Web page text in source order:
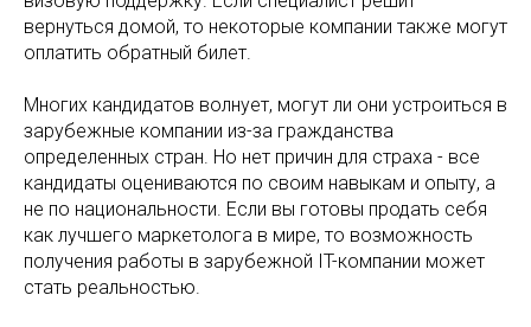
вернуться домой, то некоторые компании также могут
оплатить обратный билет.
Многих кандидатов волнует, могут ли они устроиться в
зарубежные компании из-за гражданства
определенных стран. Но нет причин для страха - все
кандидаты оцениваются по своим навыкам и опыту, а
не по национальности. Если вы готовы продать себя
как лучшего маркетолога в мире, то возможность
получения работы в зарубежной IT-компании может
стать реальностью.